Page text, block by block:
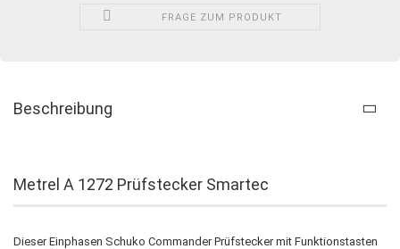
FRAGE ZUM PRODUKT
Beschreibung
Metrel A 1272 Prüfstecker Smartec
Dieser Einphasen Schuko Commander Prüfstecker mit Funktionstasten